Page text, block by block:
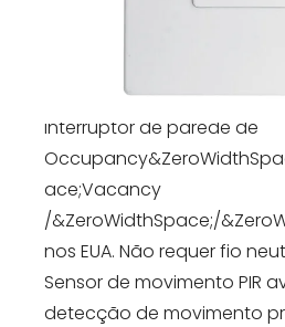
10A-G, 120V, 10A.
interruptor de parede de
ace;​Vacancy​
/&ZeroWidthSpace;/
nos EUA. Não requer fio
Sensor de movimento PIR
detecção de movimento